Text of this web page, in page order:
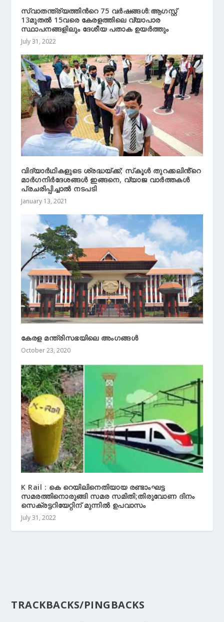
സ്വാതന്ത്ര്യത്തിന്‍റെ 75 വർഷങ്ങൾ:ആഗസ്റ്റ്
13മുതല്‍ 15വരെ കേരളത്തിലെ വ്യാപാര
സ്ഥാപനങ്ങളിലും ദേശീയ പതാക ഉയർത്തും
July 31, 2022
വിദ്യാർഥികളുടെ ശ്രദ്ധയ്‌ക്ക്; സ്‌കൂൾ തുറക്കലിൻ്റെ
മാർഗനിർദേശങ്ങൾ ഇങ്ങനെ, വ്യാജ വാർത്തകൾ
പ്രചരിപ്പിച്ചാൽ നടപടി
January 13, 2021
കേരള മന്ത്രിസഭയിലെ അംഗങ്ങള്‍
October 23, 2020
K Rail : കെ റെയിലിനെതിയായ രണ്ടാംഘട്ട
സമരത്തിനൊരുങ്ങി സമര സമിതി;തിരുവോണ ദിനം
സെക്രട്ടറിയേറ്റിന് മുന്നിൽ ഉപവാസം
July 31, 2022
TRACKBACKS/PINGBACKS